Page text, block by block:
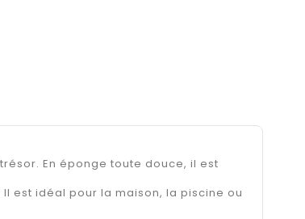
En éponge toute douce, il est
est idéal pour la maison, la piscine ou